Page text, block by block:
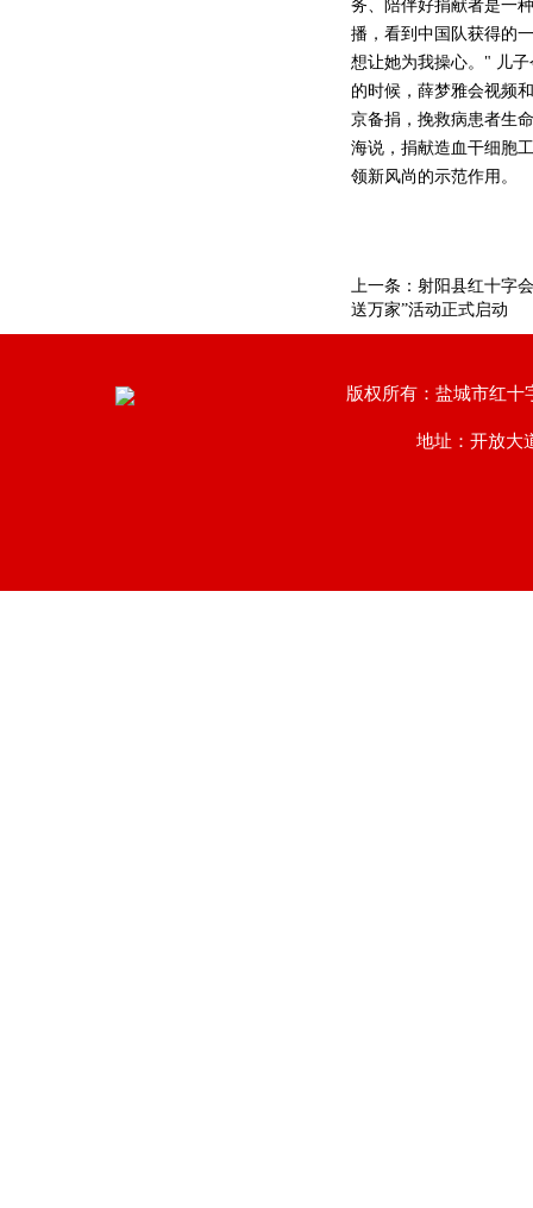
务、陪伴好捐献者是一
播，看到中国队获得的
想让她为我操心。" 儿
的时候，薛梦雅会视频
京备捐，挽救病患者生
海说，捐献造血干细胞
领新风尚的示范作用。
上一条： 射阳县红十字
送万家”活动正式启动
版权所有：盐城市红十
地址：开放大